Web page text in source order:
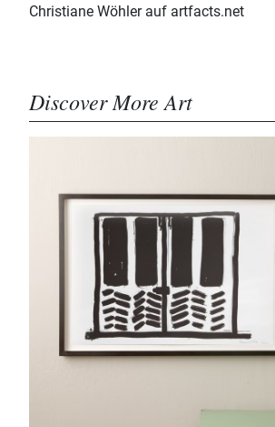
Christiane Wöhler auf artfacts.net
Discover More Art